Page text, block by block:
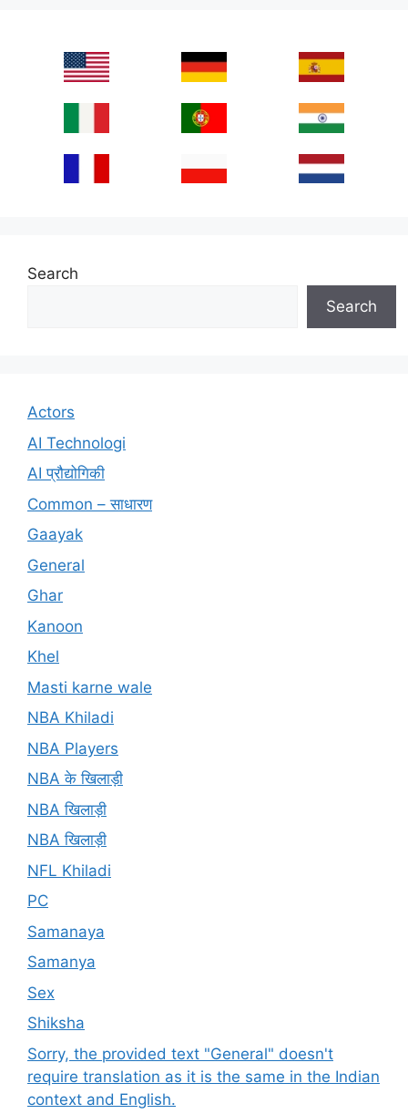
Search
Search
Actors
AI Technologi
AI प्रौद्योगिकी
Common – साधारण
Gaayak
General
Ghar
Kanoon
Khel
Masti karne wale
NBA Khiladi
NBA Players
NBA के खिलाड़ी
NBA खिलाड़ी
NBA खिलाड़ी
NFL Khiladi
PC
Samanaya
Samanya
Sex
Shiksha
Sorry, the provided text "General" doesn't
require translation as it is the same in the Indian
context and English.